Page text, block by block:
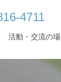
4711
活動・交流の場